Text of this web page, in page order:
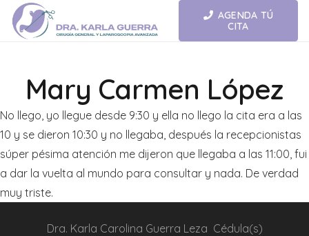
AGENDA TÚ
CITA
Mary Carmen López
No llego, yo llegue desde 9:30 y ella no llego la cita era a las
10 y se dieron 10:30 y no llegaba, después la recepcionistas
súper pésima atención me dijeron que llegaba a las 11:00, fui
a dar la vuelta al mundo para consultar y nada. De verdad
muy triste.
Dra. Karla Carolina Guerra Leza Cédula(s)